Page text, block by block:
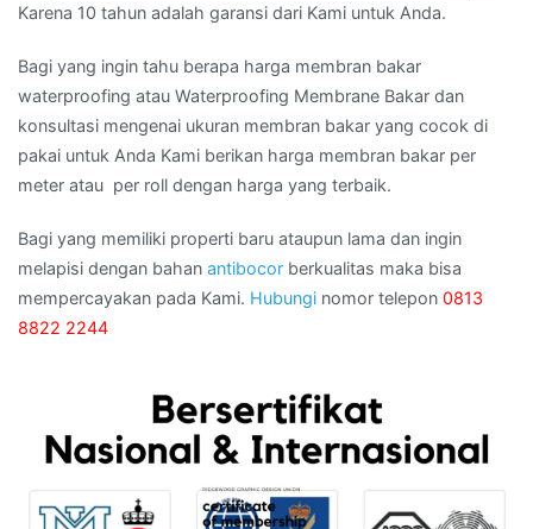
Karena 10 tahun adalah garansi dari Kami untuk Anda.
Bagi yang ingin tahu berapa harga membran bakar
waterproofing atau Waterproofing Membrane Bakar dan
konsultasi mengenai ukuran membran bakar yang cocok di
pakai untuk Anda Kami berikan harga membran bakar per
meter atau per roll dengan harga yang terbaik.
Bagi yang memiliki properti baru ataupun lama dan ingin
melapisi dengan bahan antibocor berkualitas maka bisa
mempercayakan pada Kami. Hubungi nomor telepon 0813
8822 2244